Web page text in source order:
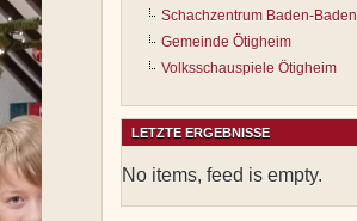
Schachzentrum Baden-Baden
Gemeinde Ötigheim
Volksschauspiele Ötigheim
LETZTE ERGEBNISSE
No items, feed is empty.